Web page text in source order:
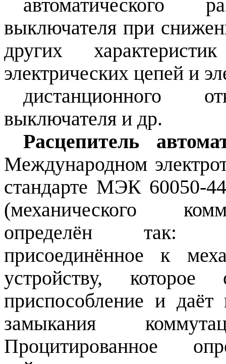
автоматического
выключателя при
других
электрических цепей и
дистанционного
выключателя и др.
Расцепитель
Международном
стандарте МЭК
(механического
определён так:
присоединённое к
устройству, которое
приспособление и даёт
замыкания
Процитированное